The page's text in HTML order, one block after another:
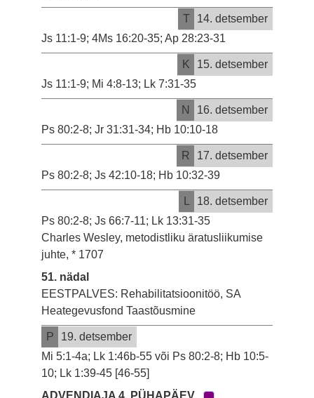
T
14. detsember
Js 11:1-9; 4Ms 16:20-35; Ap 28:23-31
K
15. detsember
Js 11:1-9; Mi 4:8-13; Lk 7:31-35
N
16. detsember
Ps 80:2-8; Jr 31:31-34; Hb 10:10-18
R
17. detsember
Ps 80:2-8; Js 42:10-18; Hb 10:32-39
18. detsember
Ps 80:2-8; Js 66:7-11; Lk 13:31-35
Charles Wesley, metodistliku äratusliikumise
juhte, * 1707
51. nädal
EESTPALVES: Rehabilitatsioonitöö, SA
Heategevusfond Taastõusmine
P
19. detsember
Mi 5:1-4a; Lk 1:46b-55 või Ps 80:2-8; Hb 10:5-
10; Lk 1:39-45 [46-55]